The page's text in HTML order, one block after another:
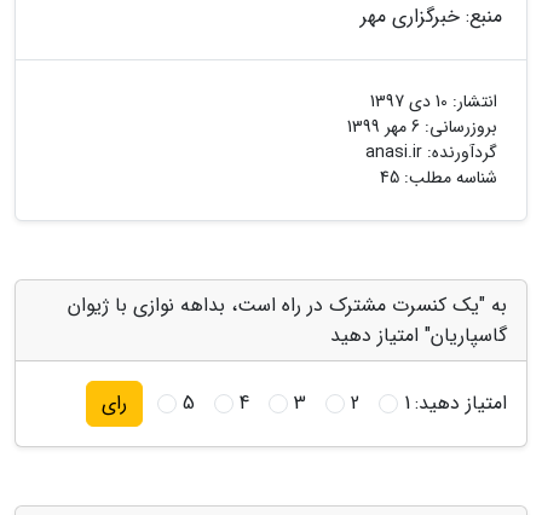
منبع: خبرگزاری مهر
انتشار: 10 دی 1397
بروزرسانی: 6 مهر 1399
گردآورنده: anasi.ir
شناسه مطلب: 45
به "یک کنسرت مشترک در راه است، بداهه نوازی با ژیوان
گاسپاریان" امتیاز دهید
امتیاز دهید:1
2
3
4
5 رای